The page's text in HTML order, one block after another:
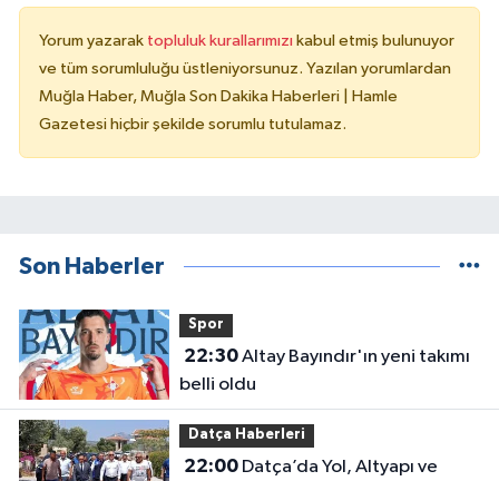
Yorum yazarak topluluk kurallarımızı kabul etmiş bulunuyor
ve tüm sorumluluğu üstleniyorsunuz. Yazılan yorumlardan
Muğla Haber, Muğla Son Dakika Haberleri | Hamle
Gazetesi hiçbir şekilde sorumlu tutulamaz.
Son Haberler
Spor
22:30Altay Bayındır'ın yeni takımı
belli oldu
Datça Haberleri
22:00Datça’da Yol, Altyapı ve